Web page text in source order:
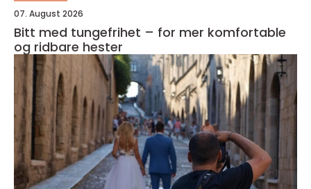
07. August 2026
Bitt med tungefrihet – for mer komfortable
og ridbare hester